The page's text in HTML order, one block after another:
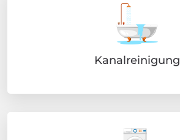
Kanalreinigung